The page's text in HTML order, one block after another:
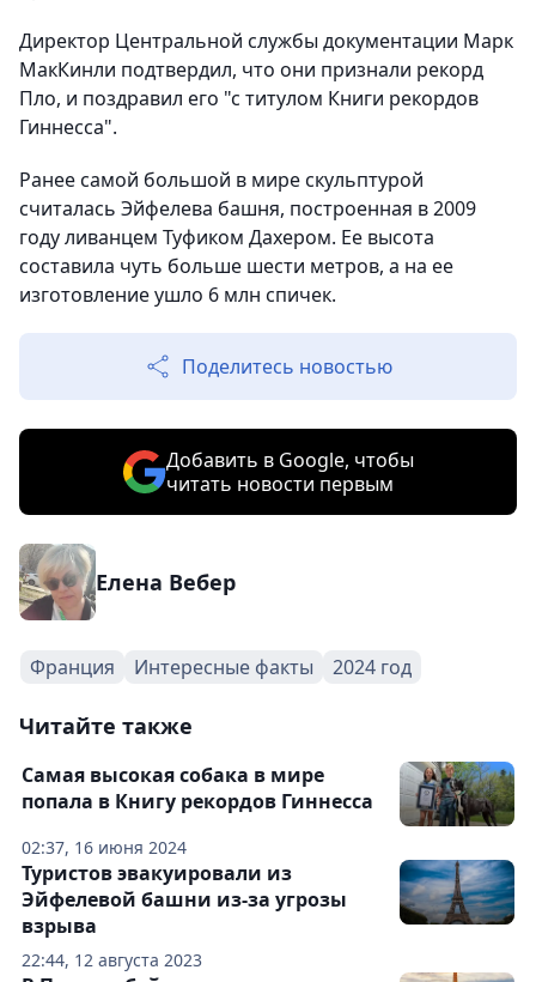
Директор Центральной службы документации Марк
МакКинли подтвердил, что они признали рекорд
Пло, и поздравил его "с титулом Книги рекордов
Гиннесса".
Ранее самой большой в мире скульптурой
считалась Эйфелева башня, построенная в 2009
году ливанцем Туфиком Дахером. Ее высота
составила чуть больше шести метров, а на ее
изготовление ушло 6 млн спичек.
Поделитесь новостью
Добавить в Google, чтобы
читать новости первым
Елена Вебер
Франция Интересные факты 2024 год
Читайте также
02:37, 16 июня 2024
Самая высокая собака в мире
попала в Книгу рекордов Гиннесса
22:44, 12 августа 2023
Туристов эвакуировали из
Эйфелевой башни из-за угрозы
взрыва